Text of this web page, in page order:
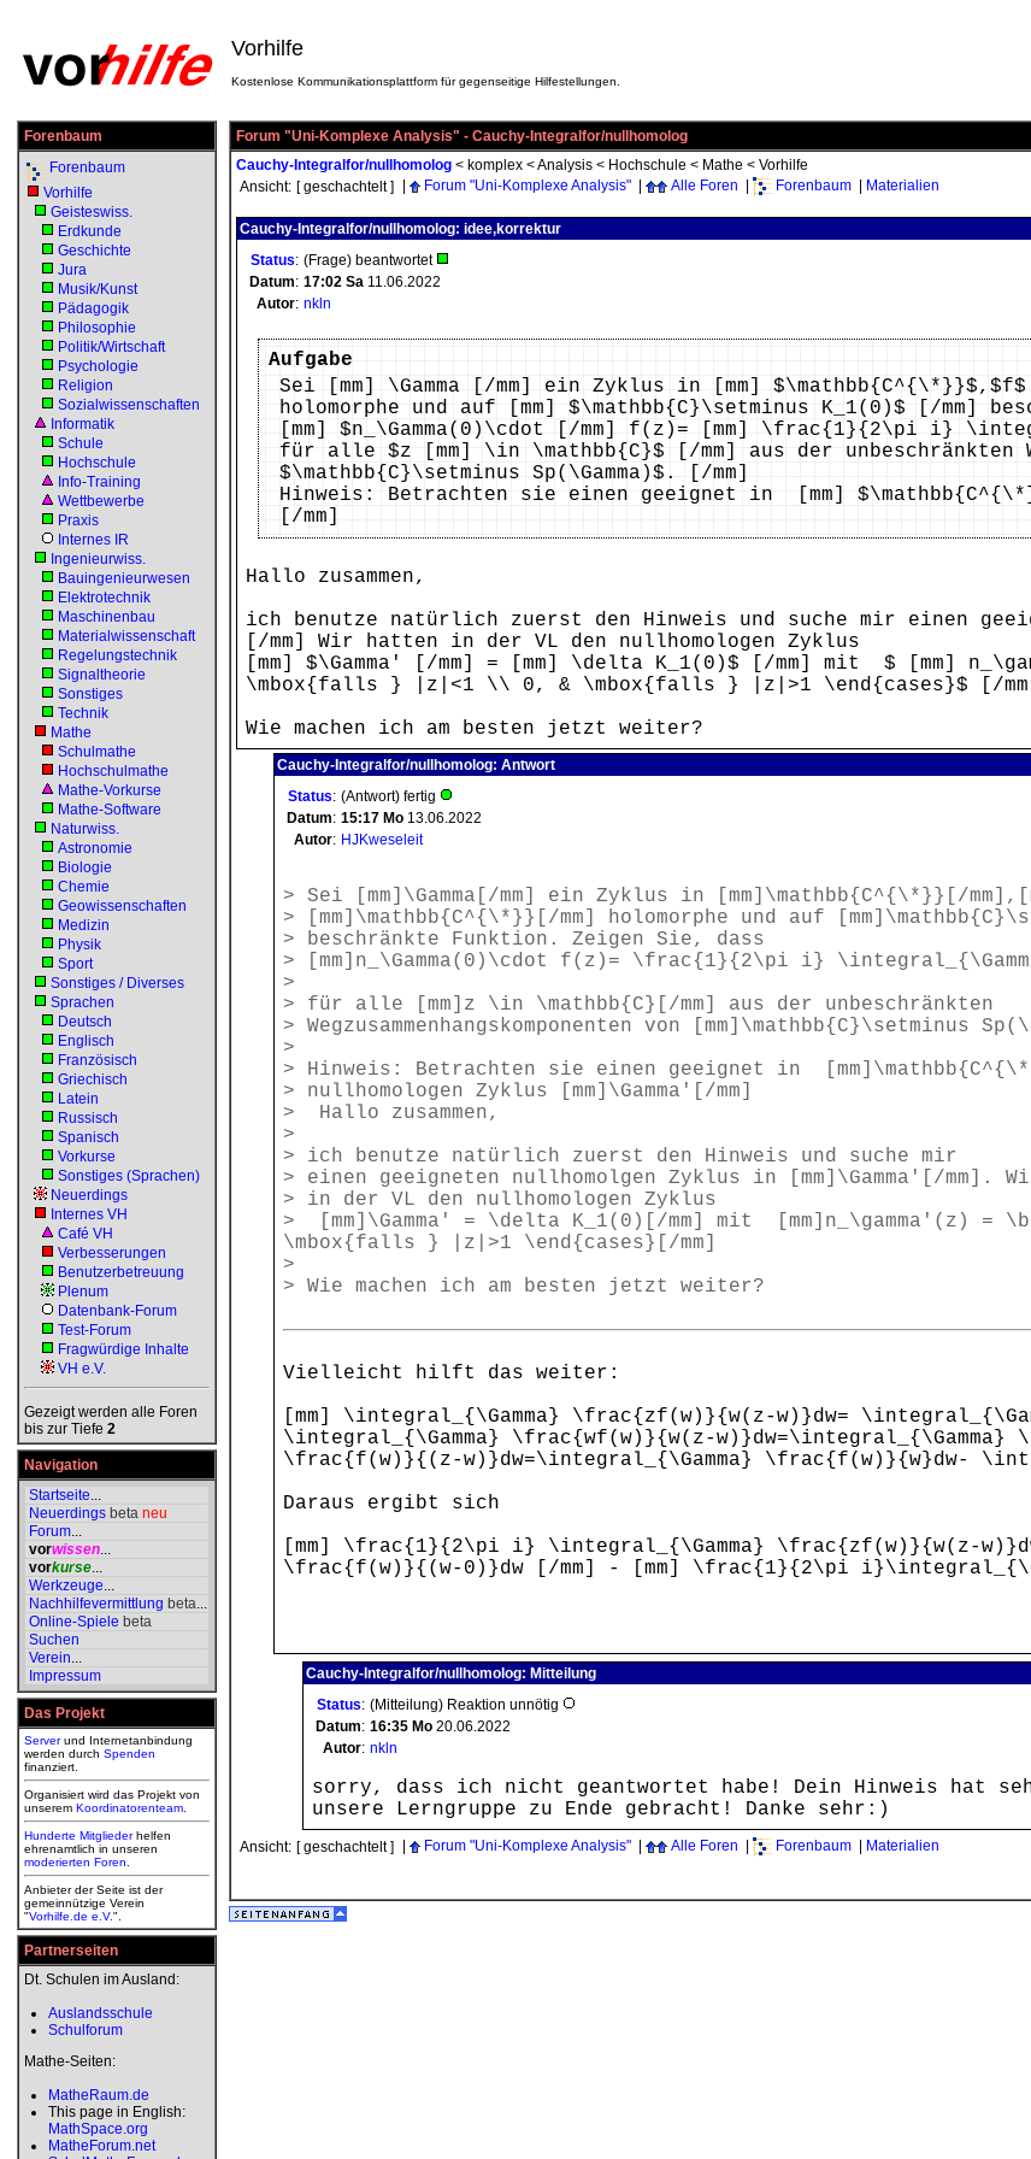
Vorhilfe
Kostenlose Kommunikationsplattform für gegenseitige Hilfestellungen.
Forenbaum
Forenbaum
Vorhilfe
Geisteswiss.
Erdkunde
Geschichte
Jura
Musik/Kunst
Pädagogik
Philosophie
Politik/Wirtschaft
Psychologie
Religion
Sozialwissenschaften
Informatik
Schule
Hochschule
Info-Training
Wettbewerbe
Praxis
Internes IR
Ingenieurwiss.
Bauingenieurwesen
Elektrotechnik
Maschinenbau
Materialwissenschaft
Regelungstechnik
Signaltheorie
Sonstiges
Technik
Mathe
Schulmathe
Hochschulmathe
Mathe-Vorkurse
Mathe-Software
Naturwiss.
Astronomie
Biologie
Chemie
Geowissenschaften
Medizin
Physik
Sport
Sonstiges / Diverses
Sprachen
Deutsch
Englisch
Französisch
Griechisch
Latein
Russisch
Spanisch
Vorkurse
Sonstiges (Sprachen)
Neuerdings
Internes VH
Café VH
Verbesserungen
Benutzerbetreuung
Plenum
Datenbank-Forum
Test-Forum
Fragwürdige Inhalte
VH e.V.
Gezeigt werden alle Foren
bis zur Tiefe 2
Navigation
Startseite...
Neuerdings beta neu
Forum...
vorwissen...
vorkurse...
Werkzeuge...
Nachhilfevermittlung beta...
Online-Spiele beta
Suchen
Verein...
Impressum
Das Projekt
Serverund Internetanbindung
werden durch Spenden
finanziert.
Organisiert wird das Projekt von
unserem Koordinatorenteam
Hunderte Mitgliederhelfen
ehrenamtlich in unseren
moderierten Foren
Anbieter der Seite ist der
gemeinnützige Verein
"Vorhilfe.de e.V.".
Partnerseiten
Dt. Schulen im Ausland:
Auslandsschule
Schulforum
Mathe-Seiten:
MatheRaum.de
This page in English:
MathSpace.org
MatheForum.net
Forum "Uni-Komplexe Analysis" - Cauchy-Integralfor/nullhomolog
Cauchy-Integralfor/nullhomolog < komplex <Analysis < Hochschule < Mathe < Vorhilfe
Ansicht: [ geschachtelt ] Forum "Uni-Komplexe Analysis" Alle Foren Forenbaum Materialien
Cauchy-Integralfor/nullhomolog: idee,korrektur
Status: (Frage) beantwortet
Datum: 17:02 Sa 11.06.2022
Autor: nkln
Aufgabe
Sei [mm] \Gamma [/mm] ein Zyklus in [mm]
holomorphe und auf [mm] $\mathbb{C}\setminus K_1(0)$ [/mm]
[mm] $n_\Gamma(0)\cdot [/mm] f(z)= [mm] \frac{1}{2\pi i}
für alle $z [mm] \in \mathbb{C}$ [/mm] aus der unbeschränkten
$\mathbb{C}\setminus Sp(\Gamma)$. [/mm]
Hinweis: Betrachten sie einen geeignet in [mm]
[/mm]
Hallo zusammen,
ich benutze natürlich zuerst den Hinweis und suche mir einen
[/mm] Wir hatten in der VL den nullhomologen Zyklus
[mm] $\Gamma' [/mm] = [mm] \delta K_1(0)$ [/mm] mit $ [mm]
\mbox{falls } |z|<1 \\ 0, & \mbox{falls } |z|>1 \end{cases}$ [/
Wie machen ich am besten jetzt weiter?
Cauchy-Integralfor/nullhomolog: Antwort
Status: (Antwort) fertig
Datum: 15:17 Mo 13.06.2022
Autor: HJKweseleit
> Sei [mm]\Gamma[/mm] ein Zyklus in [mm]\mathbb{C^{\*}}[/
> [mm]\mathbb{C^{\*}}[/mm] holomorphe und auf
> beschränkte Funktion. Zeigen Sie, dass
> [mm]n_\Gamma(0)\cdot f(z)= \frac{1}{2\pi i}
>
> für alle [mm]z \in \mathbb{C}[/mm] aus der unbeschränkten
> Wegzusammenhangskomponenten von [mm]\mathbb{C}\setminus
>
> Hinweis: Betrachten sie einen geeignet in
> nullhomologen Zyklus [mm]\Gamma'[/mm]
> Hallo zusammen,
>
> ich benutze natürlich zuerst den Hinweis und suche mir
> einen geeigneten nullhomolgen Zyklus in [mm]\Gamma'[/mm].
> in der VL den nullhomologen Zyklus
> [mm]\Gamma' = \delta K_1(0)[/mm] mit [mm]n_\gamma'(z)
\mbox{falls } |z|>1 \end{cases}[/mm]
>
> Wie machen ich am besten jetzt weiter?
Vielleicht hilft das weiter:
[mm] \integral_{\Gamma} \frac{zf(w)}{w(z-w)}dw=
\integral_{\Gamma} \frac{wf(w)}{w(z-w)}dw=\integral_{\Gamma}
\frac{f(w)}{(z-w)}dw=\integral_{\Gamma} \frac{f(w)}{w}dw-
Daraus ergibt sich
[mm] \frac{1}{2\pi i} \integral_{\Gamma} \frac{zf(w)}{w(z-
\frac{f(w)}{(w-0)}dw [/mm] - [mm] \frac{1}{2\pi
Cauchy-Integralfor/nullhomolog: Mitteilung
Status: (Mitteilung) Reaktion unnötig
Datum: 16:35 Mo 20.06.2022
Autor: nkln
sorry, dass ich nicht geantwortet habe! Dein Hinweis hat
unsere Lerngruppe zu Ende gebracht! Danke sehr:)
Ansicht: [ geschachtelt ] Forum "Uni-Komplexe Analysis" Alle Foren Forenbaum Materialien